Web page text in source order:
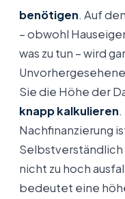
benötigen. Auf
– obwohl
was zu tun – wird
Sie die Höhe der
knapp kalkulieren
Nachfinanzierung
nicht zu hoch
bedeutet eine